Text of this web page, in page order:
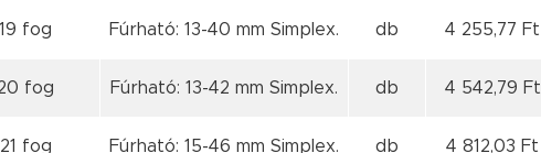
19 fog Fúrható: 13-40 mm Simplex. db 4 255,77 Ft
fog Fúrható: 13-42 mm Simplex. db 4 542,79 Ft
21 fog Fúrható: 15-46 mm Simplex. db 4 812,03 Ft